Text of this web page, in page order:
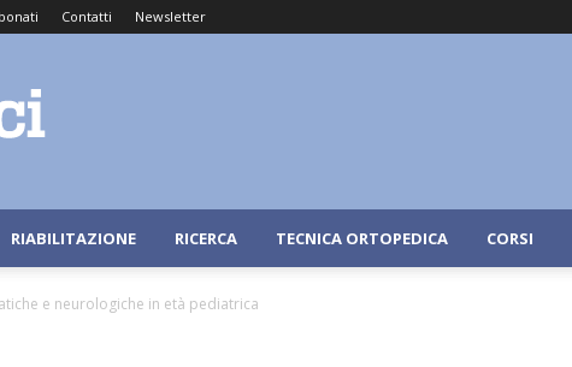
Contatti Newsletter
RIABILITAZIONE RICERCA TECNICA ORTOPEDICA CORSI
e neurologiche in età pediatrica